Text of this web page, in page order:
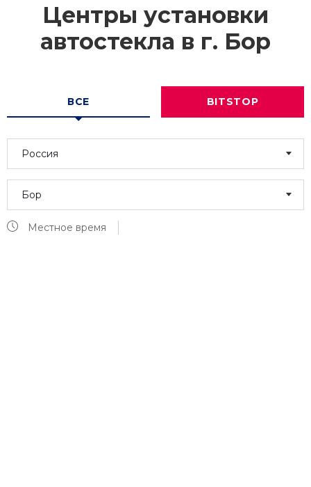
Центры установки
автостекла в г. Бор
ВСЕ BITSTOP
Россия
Бор
Местное время